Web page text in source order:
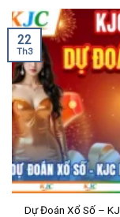
Dự Đoán Xổ Số –
22
Th3